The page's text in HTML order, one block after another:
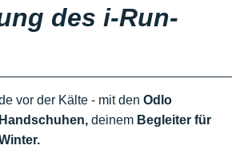
des i-Run-
vor der Kälte - mit den Odlo
deinem Begleiter für